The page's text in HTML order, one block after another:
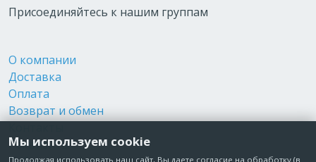
Присоединяйтесь к нашим группам
О компании
Доставка
Оплата
Возврат и обмен
Реквизиты
Мы используем cookie
Продолжая использовать наш сайт, Вы даете согласие на обработку (в